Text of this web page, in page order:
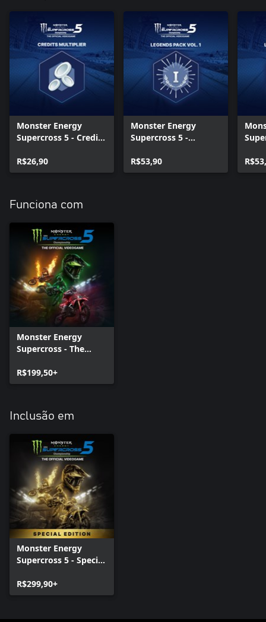
Monster Energy
Supercross 5 - Credits
R$26,90
Monster Energy
Supercross 5 -
R$53,90
Funciona com
Monster Energy
Supercross - The
R$199,50+
Inclusão em
Monster Energy
Supercross 5 - Special
R$299,90+